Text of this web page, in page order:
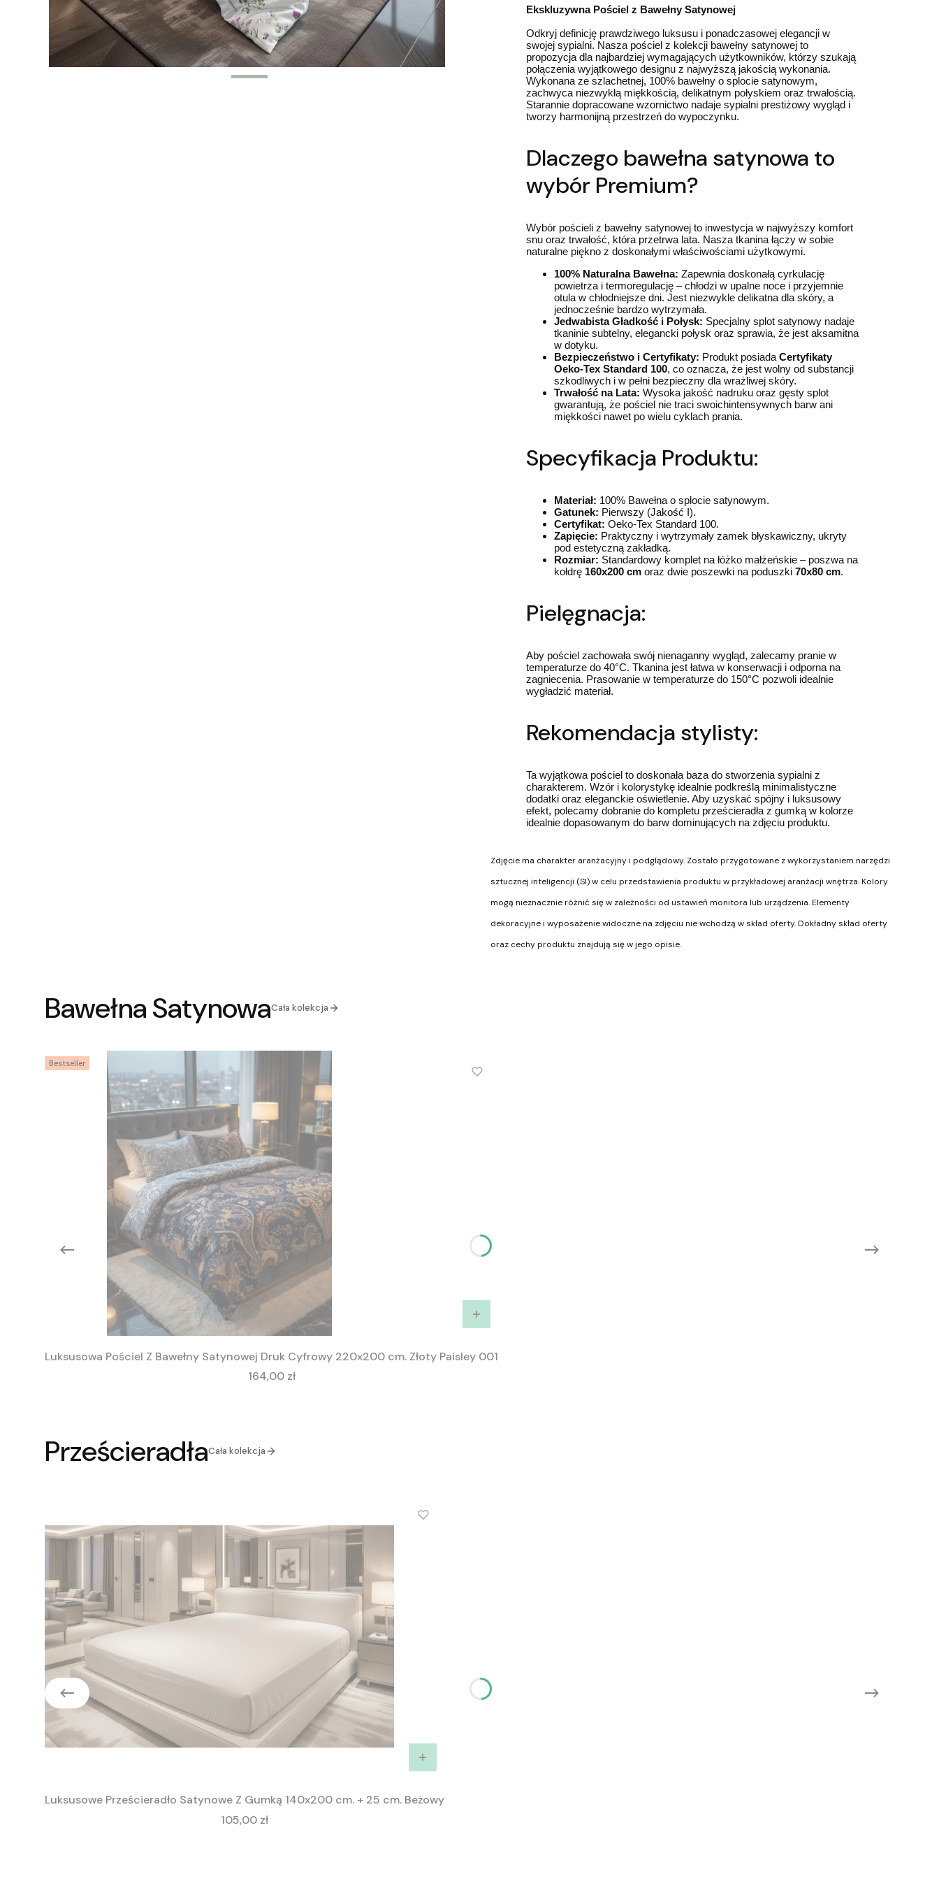
Ekskluzywna Pościel z Bawełny Satynowej
Odkryj definicję prawdziwego luksusu i ponadczasowej elegancji w
swojej sypialni. Nasza pościel z kolekcji bawełny satynowej to
propozycja dla najbardziej wymagających użytkowników, którzy szukają
połączenia wyjątkowego designu z najwyższą jakością wykonania.
Wykonana ze szlachetnej, 100% bawełny o splocie satynowym,
zachwyca niezwykłą miękkością, delikatnym połyskiem oraz trwałością.
Starannie dopracowane wzornictwo nadaje sypialni prestiżowy wygląd i
tworzy harmonijną przestrzeń do wypoczynku.
Dlaczego bawełna satynowa to
wybór Premium?
Wybór pościeli z bawełny satynowej to inwestycja w najwyższy komfort
snu oraz trwałość, która przetrwa lata. Nasza tkanina łączy w sobie
naturalne piękno z doskonałymi właściwościami użytkowymi.
100% Naturalna Bawełna: Zapewnia doskonałą cyrkulację
powietrza i termoregulację – chłodzi w upalne noce i przyjemnie
otula w chłodniejsze dni. Jest niezwykle delikatna dla skóry, a
jednocześnie bardzo wytrzymała.
Jedwabista Gładkość i Połysk: Specjalny splot satynowy nadaje
tkaninie subtelny, elegancki połysk oraz sprawia, że jest aksamitna
w dotyku.
Bezpieczeństwo i Certyfikaty: Produkt posiada Certyfikaty
Oeko-Tex Standard 100, co oznacza, że jest wolny od substancji
szkodliwych i w pełni bezpieczny dla wrażliwej skóry.
Trwałość na Lata: Wysoka jakość nadruku oraz gęsty splot
gwarantują, że pościel nie traci swoichintensywnych barw ani
miękkości nawet po wielu cyklach prania.
Specyfikacja Produktu:
Materiał: 100% Bawełna o splocie satynowym.
Gatunek: Pierwszy (Jakość I).
Certyfikat: Oeko-Tex Standard 100.
Zapięcie: Praktyczny i wytrzymały zamek błyskawiczny, ukryty
pod estetyczną zakładką.
Rozmiar: Standardowy komplet na łóżko małżeńskie – poszwa na
kołdrę 160x200 cmoraz dwie poszewki na poduszki 70x80 cm.
Pielęgnacja:
Aby pościel zachowała swój nienaganny wygląd, zalecamy pranie w
temperaturze do 40°C. Tkanina jest łatwa w konserwacji i odporna na
zagniecenia. Prasowanie w temperaturze do 150°C pozwoli idealnie
wygładzić materiał.
Rekomendacja stylisty:
Ta wyjątkowa pościel to doskonała baza do stworzenia sypialni z
charakterem. Wzór i kolorystykę idealnie podkreślą minimalistyczne
dodatki oraz eleganckie oświetlenie. Aby uzyskać spójny i luksusowy
efekt, polecamy dobranie do kompletu prześcieradła z gumką w kolorze
idealnie dopasowanym do barw dominujących na zdjęciu produktu.
Zdjęcie ma charakter aranżacyjny i podglądowy. Zostało przygotowane z wykorzystaniem narzędzi
sztucznej inteligencji (SI) w celu przedstawienia produktu w przykładowej aranżacji wnętrza. Kolory
mogą nieznacznie różnić się w zależności od ustawień monitora lub urządzenia. Elementy
dekoracyjne i wyposażenie widoczne na zdjęciu nie wchodzą w skład oferty. Dokładny skład oferty
oraz cechy produktu znajdują się w jego opisie.
Bawełna SatynowaCała kolekcja
Bestseller
Luksusowa Pościel Z Bawełny Satynowej Druk Cyfrowy 220x200 cm. Złoty Paisley 001
Cena
164,00 zł
PrześcieradłaCała kolekcja
Luksusowe Prześcieradło Satynowe Z Gumką 140x200 cm. + 25 cm. Beżowy
Cena
105,00 zł